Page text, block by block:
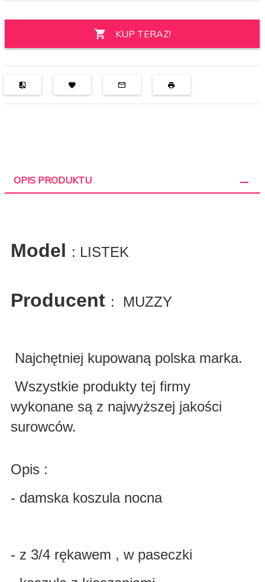
KUP TERAZ!
OPIS PRODUKTU
Model : LISTEK
Producent : MUZZY
Najchętniej kupowaną polska marka.
Wszystkie produkty tej firmy
wykonane są z najwyższej jakości
surowców.
Opis :
- damska koszula nocna
- z 3/4 rękawem , w paseczki